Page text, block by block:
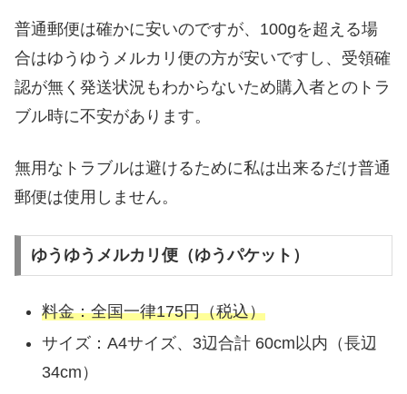
普通郵便は確かに安いのですが、100gを超える場
合はゆうゆうメルカリ便の方が安いですし、受領確
認が無く発送状況もわからないため購入者とのトラ
ブル時に不安があります。
無用なトラブルは避けるために私は出来るだけ普通
郵便は使用しません。
ゆうゆうメルカリ便（ゆうパケット）
料金：全国一律175円（税込）
サイズ：A4サイズ、3辺合計 60cm以内（長辺
34cm）